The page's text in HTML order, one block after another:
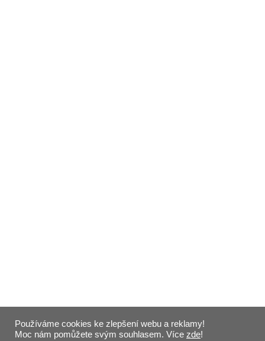
Používáme cookies ke zlepšení webu a reklamy!
Moc nám pomůžete svým souhlasem. Více zde!